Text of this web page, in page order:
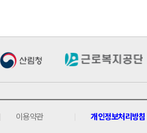
이용약관 개인정보처리방침